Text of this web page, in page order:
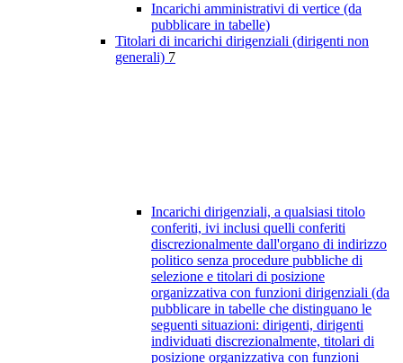
Incarichi amministrativi di vertice (da
pubblicare in tabelle)
Titolari di incarichi dirigenziali (dirigenti non
generali) 7
Incarichi dirigenziali, a qualsiasi titolo
conferiti, ivi inclusi quelli conferiti
discrezionalmente dall'organo di indirizzo
politico senza procedure pubbliche di
selezione e titolari di posizione
organizzativa con funzioni dirigenziali (da
pubblicare in tabelle che distinguano le
seguenti situazioni: dirigenti, dirigenti
individuati discrezionalmente, titolari di
posizione organizzativa con funzioni